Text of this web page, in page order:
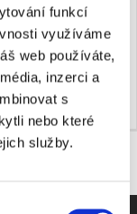
funkcí
využíváme
web používáte,
inzerci a
s
nebo které
služby.
strážníci
jimi měřené
přihlásit